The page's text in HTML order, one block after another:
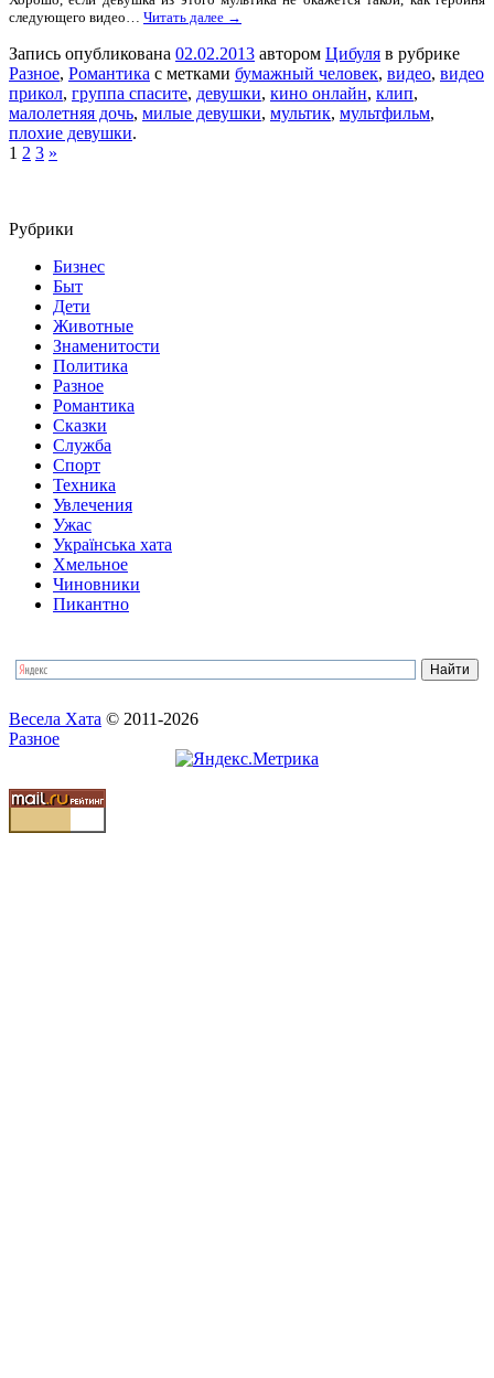
следующего видео… Читать далее →
Запись опубликована 02.02.2013 автором Цибуля в рубрике
Разное, Романтика с метками бумажный человек, видео, видео
прикол, группа спасите, девушки, кино онлайн, клип,
малолетняя дочь, милые девушки, мультик, мультфильм,
плохие девушки.
1 2 3 »
Рубрики
Бизнес
Быт
Дети
Животные
Знаменитости
Политика
Разное
Романтика
Сказки
Служба
Спорт
Техника
Увлечения
Ужас
Українська хата
Хмельное
Чиновники
Пикантно
Весела Хата © 2011-2026
Разное